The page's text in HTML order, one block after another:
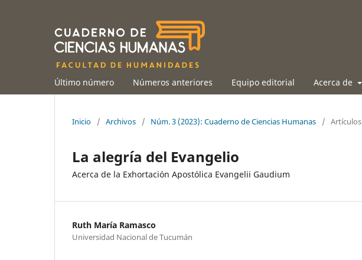
Último número Números anteriores Equipo editorial Acerca de
Inicio / Archivos / Núm. 3 (2023): Cuaderno de Ciencias Humanas / Artículos
La alegría del Evangelio
Acerca de la Exhortación Apostólica Evangelii Gaudium
Ruth María Ramasco
Universidad Nacional de Tucumán